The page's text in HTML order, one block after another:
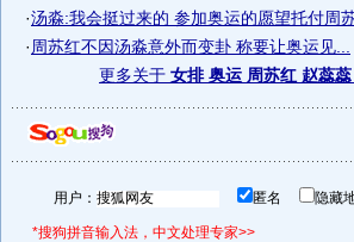
·汤淼:我会挺过来的 参加奥运的愿望托付周
· 周苏红不因汤淼意外而变卦 称要让奥运见...
更多关于 女排 奥运 周苏红 赵蕊
用户： 匿名 隐藏
*搜狗拼音输入法，中文处理专家>>